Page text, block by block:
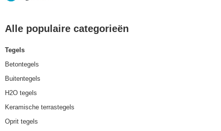
Alle populaire categorieën
Tegels
Betontegels
Buitentegels
H2O tegels
Keramische terrastegels
Oprit tegels